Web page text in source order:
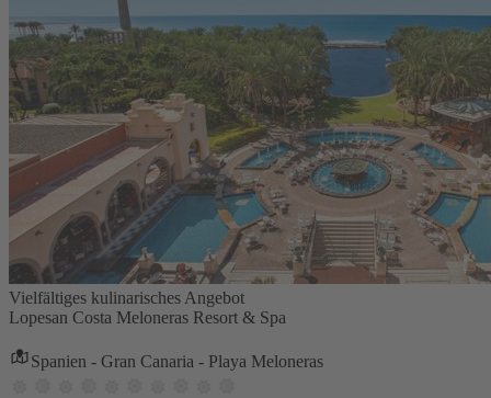
Vielfältiges kulinarisches Angebot
Lopesan Costa Meloneras Resort & Spa
Spanien - Gran Canaria - Playa Meloneras